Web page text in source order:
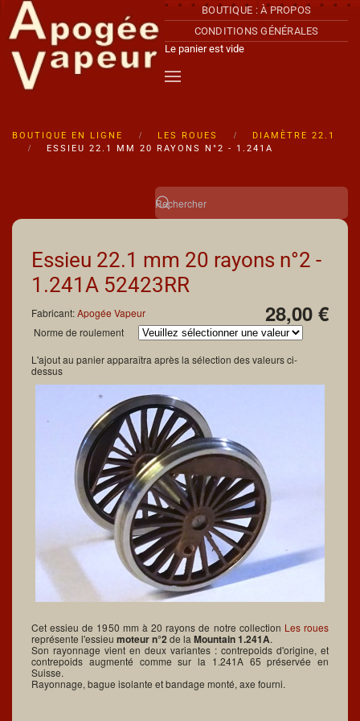
Accéder au contenu principal
BOUTIQUE : À PROPOS
CONDITIONS GÉNÉRALES
Le panier est vide
BOUTIQUE EN LIGNE LES ROUES
DIAMÈTRE 22.1
ESSIEU 22.1 MM 20 RAYONS N°2 - 1.241A
Essieu 22.1 mm 20 rayons n°2 -
1.241A 52423RR
28,00 €
Fabricant:Apogée Vapeur
Norme de roulement
L'ajout au panier apparaîtra après la sélection des valeurs ci-
dessus
Cet essieu de 1950 mm à 20 rayons de notre collection Les roues
représente l'essieu moteur n°2 de la Mountain 1.241A.
Son rayonnage vient en deux variantes : contrepoids d'origine, et
contrepoids augmenté comme sur la 1.241A 65 préservée en
Suisse.
Rayonnage, bague isolante et bandage monté, axe fourni.